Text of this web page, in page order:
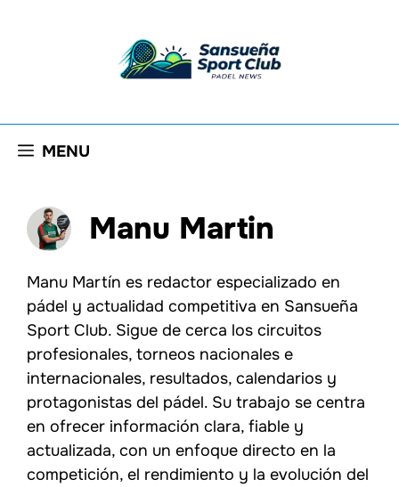
MENU
Manu Martin
Manu Martín es redactor especializado en
pádel y actualidad competitiva en Sansueña
Sport Club. Sigue de cerca los circuitos
profesionales, torneos nacionales e
internacionales, resultados, calendarios y
protagonistas del pádel. Su trabajo se centra
en ofrecer información clara, fiable y
actualizada, con un enfoque directo en la
competición, el rendimiento y la evolución del